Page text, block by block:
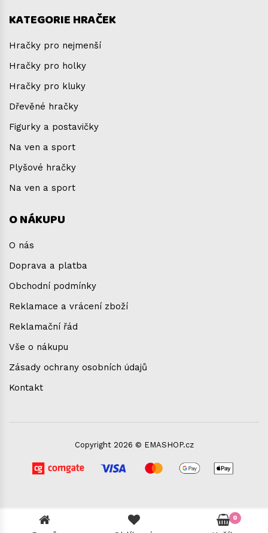
KATEGORIE HRAČEK
Hračky pro nejmenší
Hračky pro holky
Hračky pro kluky
Dřevěné hračky
Figurky a postavičky
Na ven a sport
Plyšové hračky
Na ven a sport
O NÁKUPU
O nás
Doprava a platba
Obchodní podmínky
Reklamace a vrácení zboží
Reklamační řád
Vše o nákupu
Zásady ochrany osobních údajů
Kontakt
Copyright 2026 © EMASHOP.cz
0